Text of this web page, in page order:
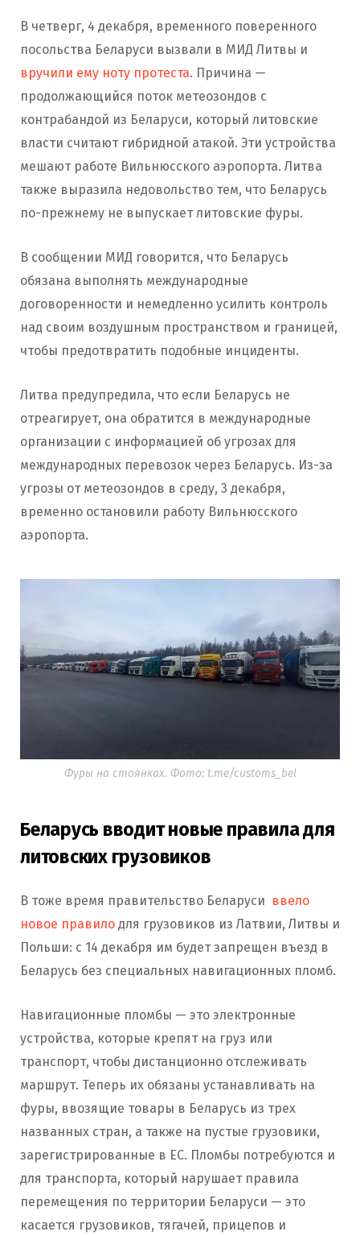
В четверг, 4 декабря, временного поверенного
посольства Беларуси вызвали в МИД Литвы и
вручили ему ноту протеста. Причина —
продолжающийся поток метеозондов с
контрабандой из Беларуси, который литовские
власти считают гибридной атакой. Эти устройства
мешают работе Вильнюсского аэропорта. Литва
также выразила недовольство тем, что Беларусь
по-прежнему не выпускает литовские фуры.
В сообщении МИД говорится, что Беларусь
обязана выполнять международные
договоренности и немедленно усилить контроль
над своим воздушным пространством и границей,
чтобы предотвратить подобные инциденты.
Литва предупредила, что если Беларусь не
отреагирует, она обратится в международные
организации с информацией об угрозах для
международных перевозок через Беларусь. Из-за
угрозы от метеозондов в среду, 3 декабря,
временно остановили работу Вильнюсского
аэропорта.
Фуры на стоянках. Фото: t.me/customs_bel
Беларусь вводит новые правила для
литовских грузовиков
В тоже время правительство Беларуси ввело
новое правило для грузовиков из Латвии, Литвы и
Польши: с 14 декабря им будет запрещен въезд в
Беларусь без специальных навигационных пломб.
Навигационные пломбы — это электронные
устройства, которые крепят на груз или
транспорт, чтобы дистанционно отслеживать
маршрут. Теперь их обязаны устанавливать на
фуры, ввозящие товары в Беларусь из трех
названных стран, а также на пустые грузовики,
зарегистрированные в ЕС. Пломбы потребуются и
для транспорта, который нарушает правила
перемещения по территории Беларуси — это
касается грузовиков, тягачей, прицепов и